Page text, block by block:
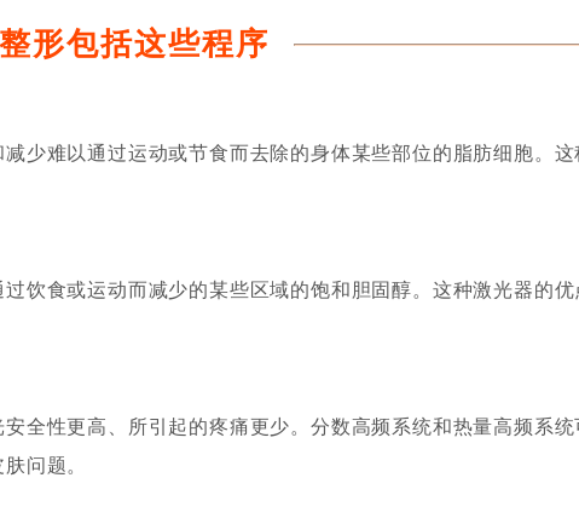
形包括这些程序
少难以通过运动或节食而去除的身体某些部位的脂肪细胞。
饮食或运动而减少的某些区域的饱和胆固醇。这种激光器的
全性更高、所引起的疼痛更少。分数高频系统和热量高频系
问题。